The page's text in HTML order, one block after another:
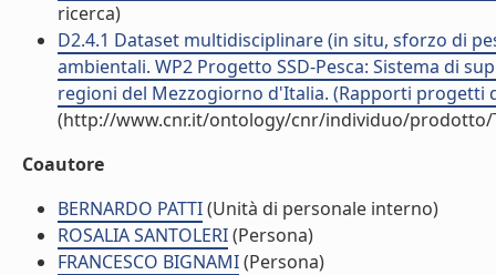
ricerca)
D2.4.1 Dataset multidisciplinare (in situ, sforzo di
ambientali. WP2 Progetto SSD-Pesca: Sistema di
regioni del Mezzogiorno d'Italia. (Rapporti progetti
(http://www.cnr.it/ontology/cnr/individuo/prodotto/
Coautore
BERNARDO PATTI(Unità di personale interno)
ROSALIA SANTOLERI(Persona)
FRANCESCO BIGNAMI(Persona)